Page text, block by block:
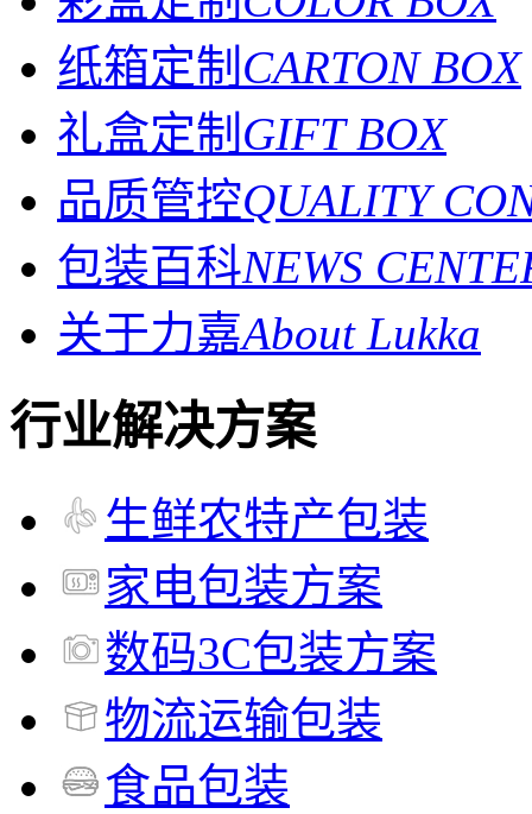
纸箱定制 CARTON BOX
礼盒定制 GIFT BOX
品质管控QUALITY
包装百科NEWS
关于力嘉About Lukka
行业解决方案
生鲜农特产包装
家电包装方案
数码3C包装方案
物流运输包装
食品包装